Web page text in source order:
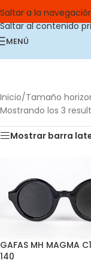
Saltar a la
Saltar al contenido
MENÚ
Inicio/Tamaño
Mostrando los 3
Mostrar barra
GAFAS MH MAGMA
140